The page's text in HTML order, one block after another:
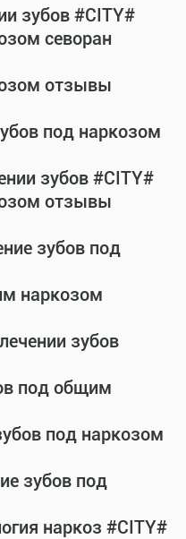
зубов #CITY#
севоран
отзывы
под наркозом
зубов #CITY#
отзывы
зубов под
наркозом
зубов
под общим
под наркозом
зубов под
наркоз #CITY#